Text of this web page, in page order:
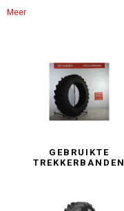
GEBRUIKTE
TREKKERBANDEN